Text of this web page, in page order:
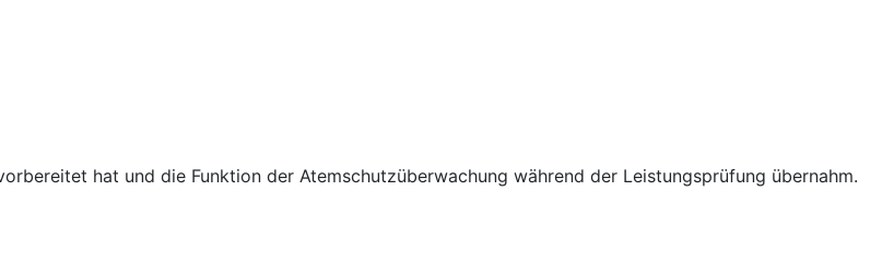
hat und die Funktion der Atemschutzüberwachung während der Leistungsprüfung übernahm.